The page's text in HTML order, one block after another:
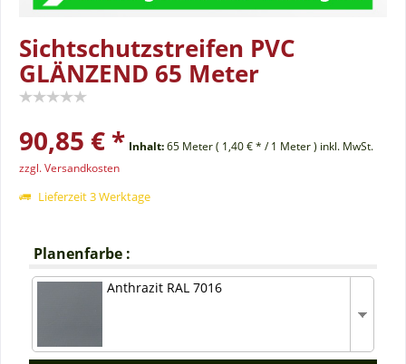
Sichtschutzstreifen PVC
GLÄNZEND 65 Meter
90,85 € * Inhalt:65 Meter( 1,40 €* /1 Meter) inkl. MwSt.
zzgl. Versandkosten
Lieferzeit 3 Werktage
Planenfarbe :
Anthrazit RAL 7016